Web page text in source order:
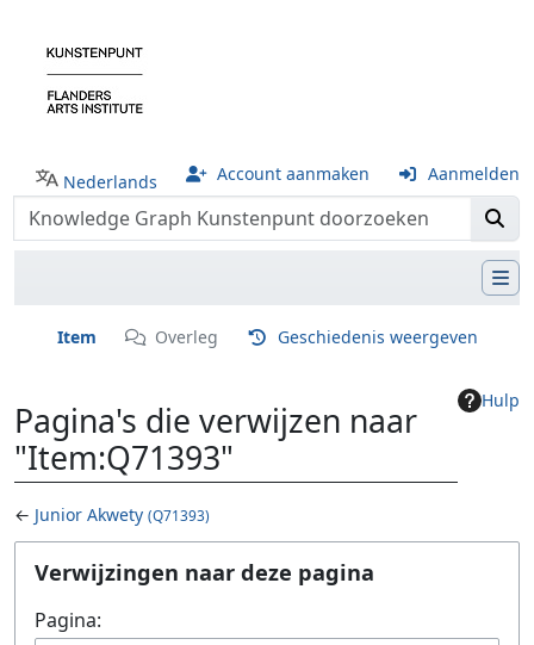
Nederlands Account aanmaken Aanmelden
Item Overleg Geschiedenis weergeven
Hulp
Pagina's die verwijzen naar
"Item:Q71393"
← Junior Akwety (Q71393)
Ga naar:navigatie,zoeken
Verwijzingen naar deze pagina
Pagina: